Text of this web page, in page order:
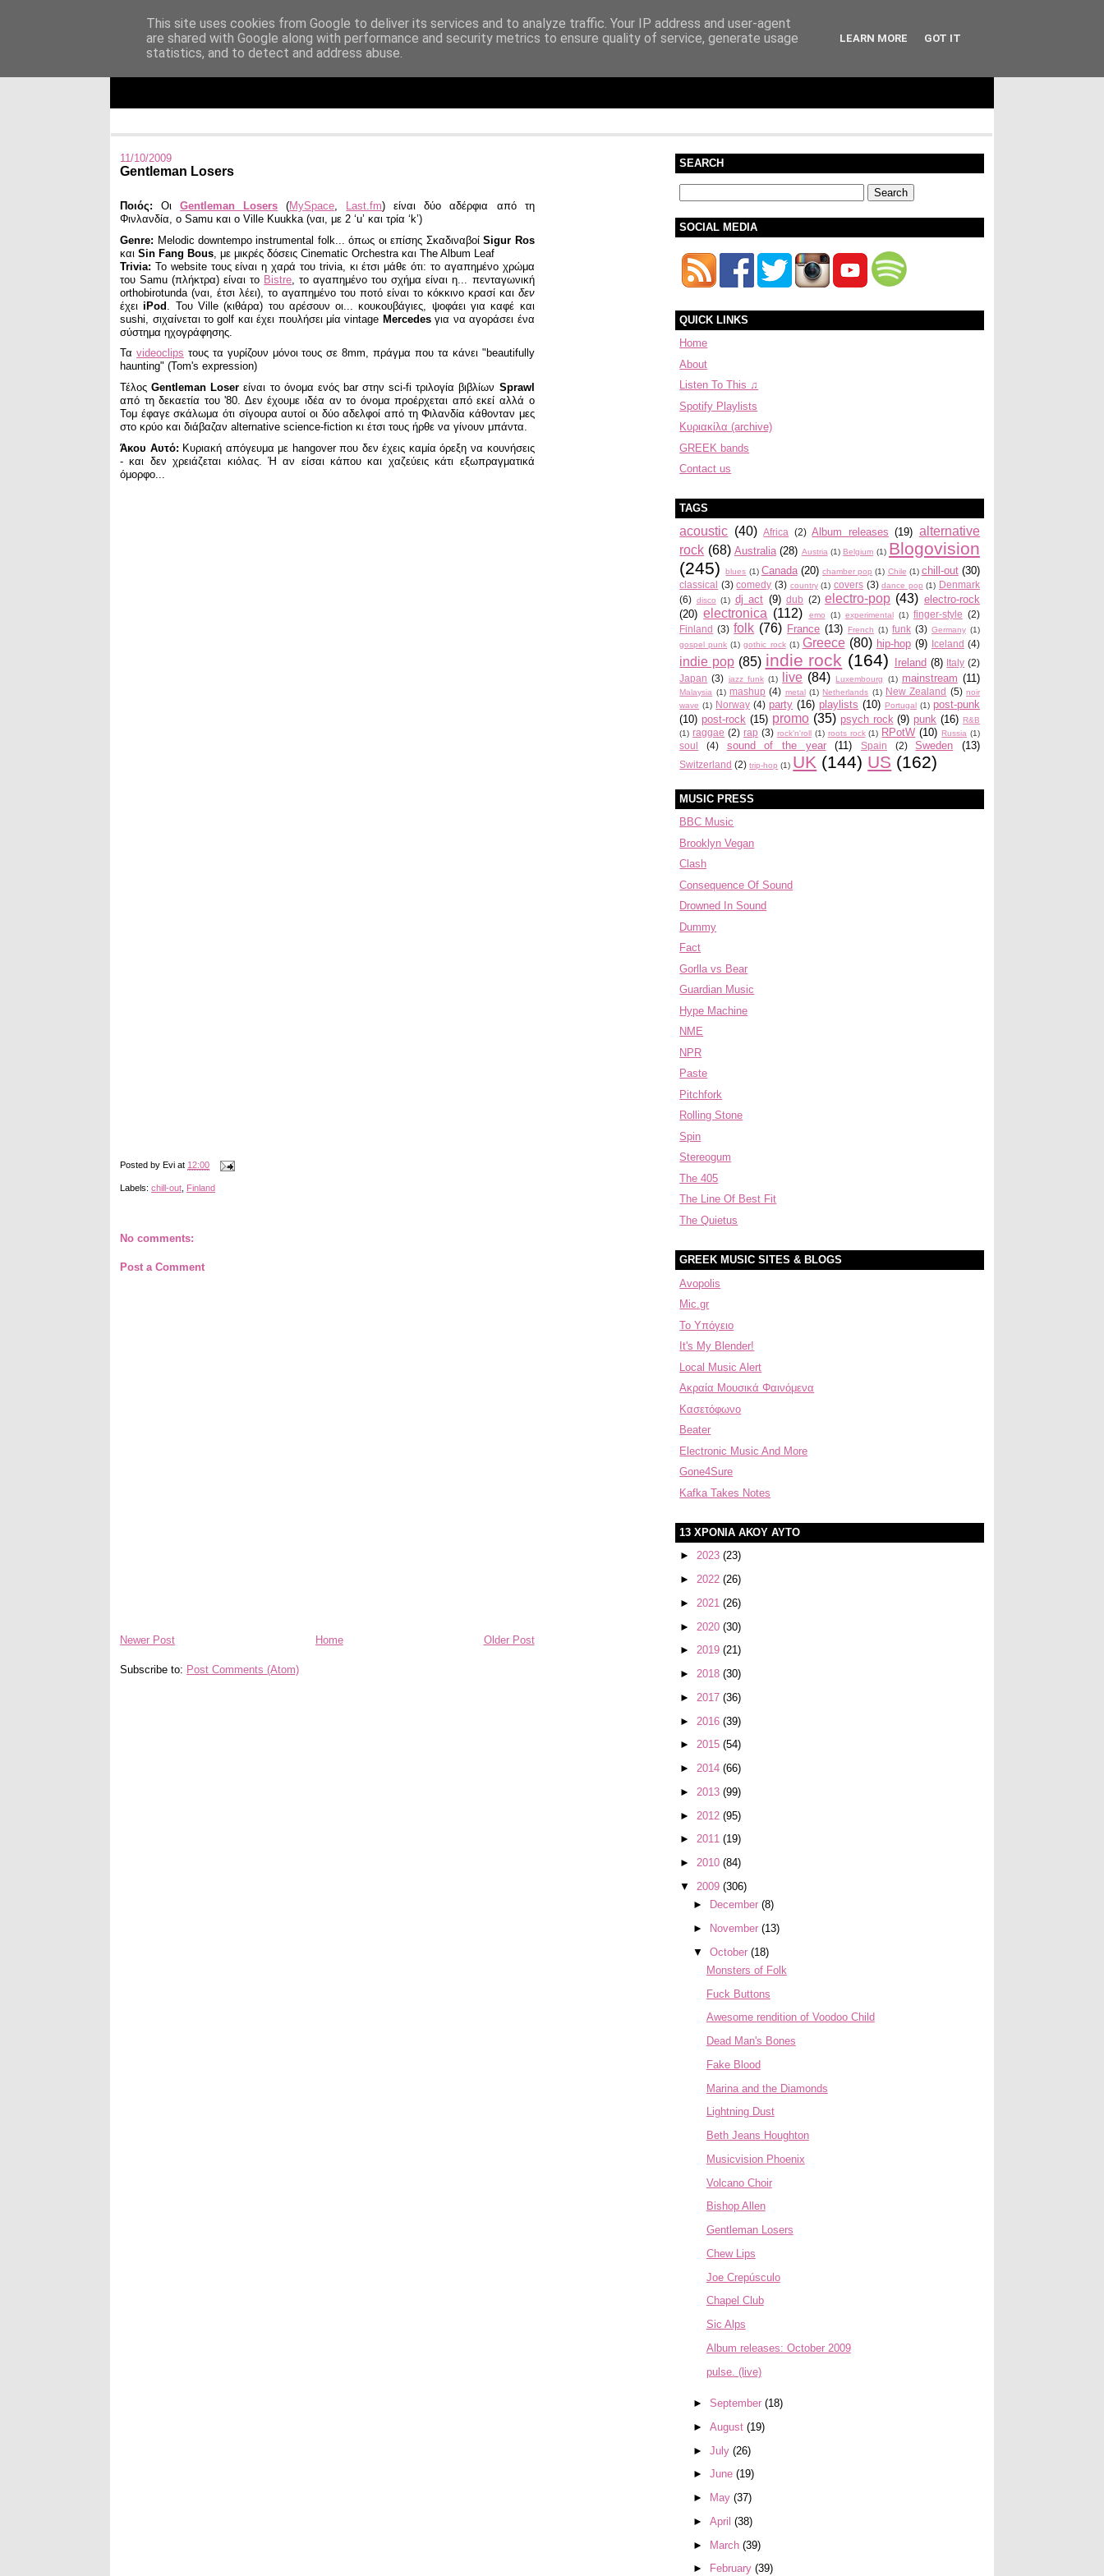
Άκου αυτό ♫
11/10/2009
Gentleman Losers
Ποιός: ΟιGentleman Losers (MySpace Last.fm) είναι δύο αδέρφια από τη
Φινλανδία, ο Samu και ο Ville Kuukka (ναι, με 2 ‘u’ και τρία ‘k’)
Genre: Melodic downtempo instrumental folk... όπως οι επίσης ΣκαδιναβοίSigur Ros
καιSin Fang Bous , με μικρές δόσεις Cinematic Orchestra και The Album Leaf
Trivia: Το website τους είναι η χαρά του trivia, κι έτσι μάθε ότι: το αγαπημένο χρώμα
του Samu (πλήκτρα) είναι το Bistre , το αγαπημένο του σχήμα είναι η... πενταγωνική
orthobirotunda (ναι, έτσι λέει), το αγαπημένο του ποτό είναι το κόκκινο κρασί και δεν
έχειiPod . Του Ville (κιθάρα) του αρέσουν οι... κουκουβάγιες, ψοφάει για καφέ και
sushi, σιχαίνεται το golf και έχει πουλήσει μία vintage Mercedesγια να αγοράσει ένα
σύστημα ηχογράφησης.
Τα videoclips τους τα γυρίζουν μόνοι τους σε 8mm, πράγμα που τα κάνει "beautifully
haunting" (Tom's expression)
ΤέλοςGentleman Loser είναι το όνομα ενός bar στην sci-fi τριλογία βιβλίων Sprawl
από τη δεκαετία του '80. Δεν έχουμε ιδέα αν το όνομα προέρχεται από εκεί αλλά ο
Τομ έφαγε σκάλωμα ότι σίγουρα αυτοί οι δύο αδελφοί από τη Φιλανδία κάθονταν μες
στο κρύο και διάβαζαν alternative science-fiction κι έτσι τους ήρθε να γίνουν μπάντα.
Άκου Αυτό: Κυριακή απόγευμα με hangover που δεν έχεις καμία όρεξη να κουνήσεις
- και δεν χρειάζεται κιόλας. Ή αν είσαι κάπου και χαζεύεις κάτι εξωπραγματικά
όμορφο...
Posted by Evi at 12:00
Labels:chill-out Finland
No comments:
Post a Comment
Newer Post Older Post
Home
Subscribe to: Post Comments (Atom)
SEARCH
SOCIAL MEDIA
QUICK LINKS
Home
About
Listen To This ♫
Spotify Playlists
Κυριακίλα (archive)
GREEK bands
Contact us
TAGS
acoustic (40) Africa (2) Album releases (19) alternative
rock (68) Australia (28) Austria (1) Belgium (1) Blogovision
(245)
blues (1) Canada (20) chamber pop (1) Chile (1) chill-out (30)
classical (3) comedy (3) country (1) covers (3) dance pop (1) Denmark
(6) disco (1) dj act (9) dub (2) electro-pop (43) electro-rock
(20) electronica (112) emo (1) experimental (1) finger-style (2)
Finland (3) folk (76) France (13) French (1) funk (3) Germany (1)
gospel punk (1) gothic rock (1) Greece (80) hip-hop (9) Iceland (4)
indie pop (85) indie rock (164) Ireland (8) Italy (2)
Japan (3) jazz funk (1) live (84) Luxembourg (1) mainstream (11)
Malaysia (1) mashup (4) metal (1) Netherlands (1) New Zealand (5) noir
wave (1) Norway (4) party (16) playlists (10) Portugal (1) post-punk
(10) post-rock (15) promo (35) psych rock (9) punk (16) R&B
(1) raggae (2) rap (3) rock'n'roll (1) roots rock (1) RPotW (10) Russia (1)
soul (4) sound of the year (11) Spain (2) Sweden (13)
Switzerland (2) trip-hop (1) UK (144) US (162)
MUSIC PRESS
BBC Music
Brooklyn Vegan
Clash
Consequence Of Sound
Drowned In Sound
Dummy
Fact
Gorlla vs Bear
Guardian Music
Hype Machine
NME
NPR
Paste
Pitchfork
Rolling Stone
Spin
Stereogum
The 405
The Line Of Best Fit
The Quietus
GREEK MUSIC SITES & BLOGS
Avopolis
Mic.gr
Το Υπόγειο
It's My Blender!
Local Music Alert
Aκραία Μουσικά Φαινόμενα
Κασετόφωνο
Beater
Electronic Music And More
Gone4Sure
Kafka Takes Notes
13 ΧΡΟΝΙΑ ΑΚΟΥ ΑΥΤΟ
►2023(23)
►2022(26)
► 2021(26)
► 2020(30)
►2019(21)
►2018(30)
► 2017(36)
► 2016(39)
►2015(54)
►2014(66)
► 2013(99)
► 2012(95)
►2011(19)
►2010(84)
▼ 2009(306)
►
December (8)
►
November (13)
▼ October (18)
Monsters of Folk
Fuck Buttons
Awesome rendition of Voodoo Child
Dead Man's Bones
Fake Blood
Marina and the Diamonds
Lightning Dust
Beth Jeans Houghton
Musicvision Phoenix
Volcano Choir
Bishop Allen
Gentleman Losers
Chew Lips
Joe Crepúsculo
Chapel Club
Sic Alps
Album releases: October 2009
pulse. (live)
► September (18)
► August (19)
► July (26)
► June (19)
►
May (37)
► April (38)
► March (39)
►
February (39)
This site uses cookies from Google to deliver its services and to analyze traffic. Your IP address and user-agent
are shared with Google along with performance and security metrics to ensure quality of service, generate usage
statistics, and to detect and address abuse.
LEARN MORE GOT IT